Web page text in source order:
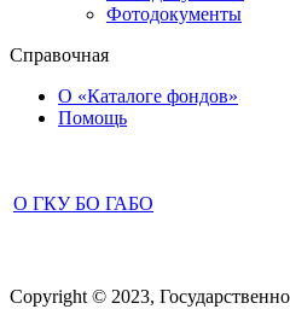
Фотодокументы
Справочная
О «Каталоге фондов»
Помощь
О ГКУ БО ГАБО
Copyright © 2023,